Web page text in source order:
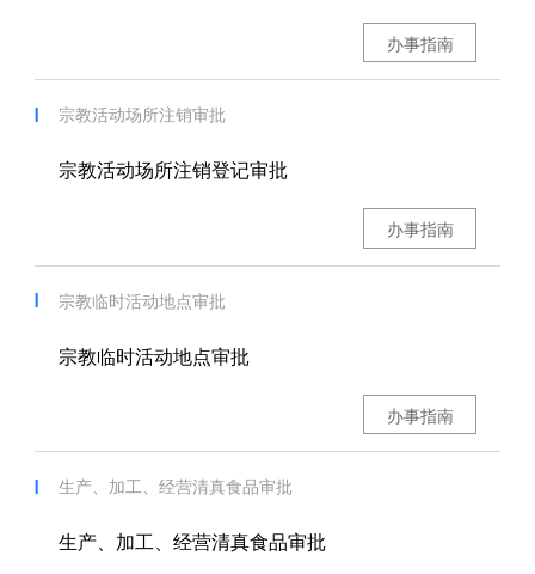
办事指南
宗教活动场所注销审批
宗教活动场所注销登记审批
办事指南
宗教临时活动地点审批
宗教临时活动地点审批
办事指南
生产、加工、经营清真食品审批
生产、加工、经营清真食品审批